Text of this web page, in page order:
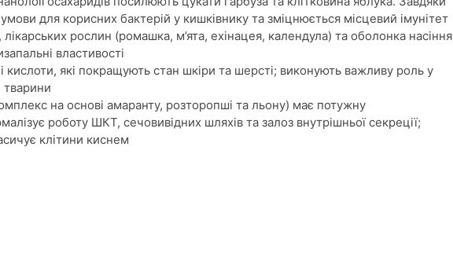
для корисних бактерій у кишківнику та зміцнюється місцевий імунітет
рослин (ромашка, м’ята, ехінацея, календула) та оболонка насіння
властивості
які покращують стан шкіри та шерсті; виконують важливу роль у
тварини
на основі амаранту, розторопші та льону) має потужну
роботу ШКТ, сечовивідних шляхів та залоз внутрішньої секреції;
клітини киснем